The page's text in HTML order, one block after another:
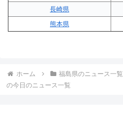
長崎県
熊本県
ホーム 福島県のニュース一覧
の今日のニュース一覧